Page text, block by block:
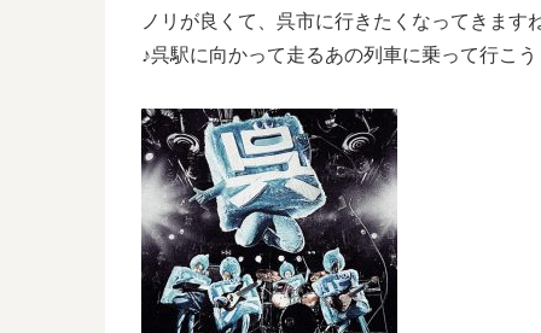
ノリが良くて、呉市に行きたくなってきます
♪呉駅に向かって走るあの列車に乗って行こう